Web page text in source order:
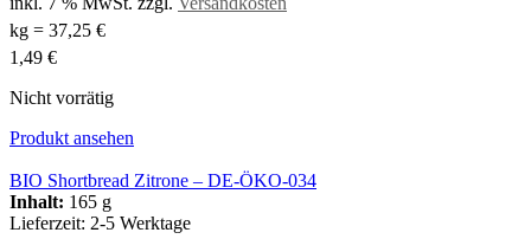
kg = 37,25 €
1,49 €
Nicht vorrätig
Produkt ansehen
BIO Shortbread Zitrone – DE-ÖKO-034
Inhalt: 165 g
Lieferzeit: 2-5 Werktage